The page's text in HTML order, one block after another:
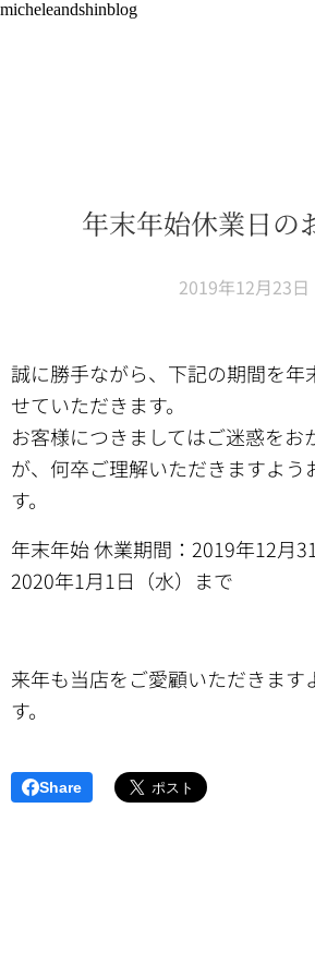
micheleandshinblog
年末年始休業日の
2019年12月23日
誠に勝手ながら、下記の期間を年
せていただきます。
お客様につきましてはご迷惑をお
が、何卒ご理解いただきますよう
す。
年末年始 休業期間：2019年12月
2020年1月1日（水）まで
来年も当店をご愛顧いただきます
す。
Share